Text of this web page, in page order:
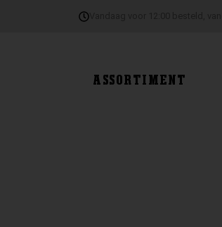
ASSORTIMENT